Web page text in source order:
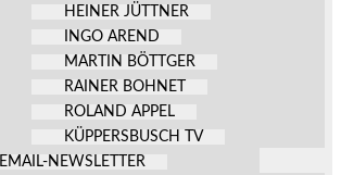
HEINER JÜTTNER
INGO AREND
MARTIN BÖTTGER
RAINER BOHNET
ROLAND APPEL
KÜPPERSBUSCH TV
EMAIL-NEWSLETTER